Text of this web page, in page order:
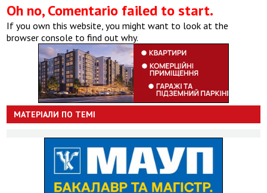
Oh no, Comentario failed to start.
If you own this website, you might want to look at the
browser console to find out why.
МАТЕРІАЛИ ПО ТЕМІ